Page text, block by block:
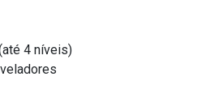
4 níveis)